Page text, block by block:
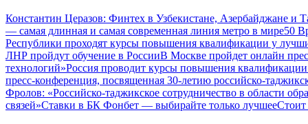
Константин Церазов: Финтех в Узбекистане, Азербайджане
— самая длинная и самая современная линия метро в мире50
Республики проходят курсы повышения квалификации у
ЛНР пройдут обучение в РоссииВ Москве пройдет онлайн
технологий»Россия проводит курсы повышения квалификации
пресс-конференция, посвященная 30-летию российско-
Фролов: «Российско-таджикское сотрудничество в области
связей»Ставки в БК Фонбет — выбирайте только лучшееСтоит